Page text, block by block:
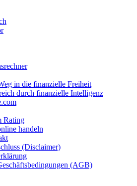
in die finanzielle Freiheit
durch finanzielle Intelligenz
Rating
handeln
(Disclaimer)
(AGB)